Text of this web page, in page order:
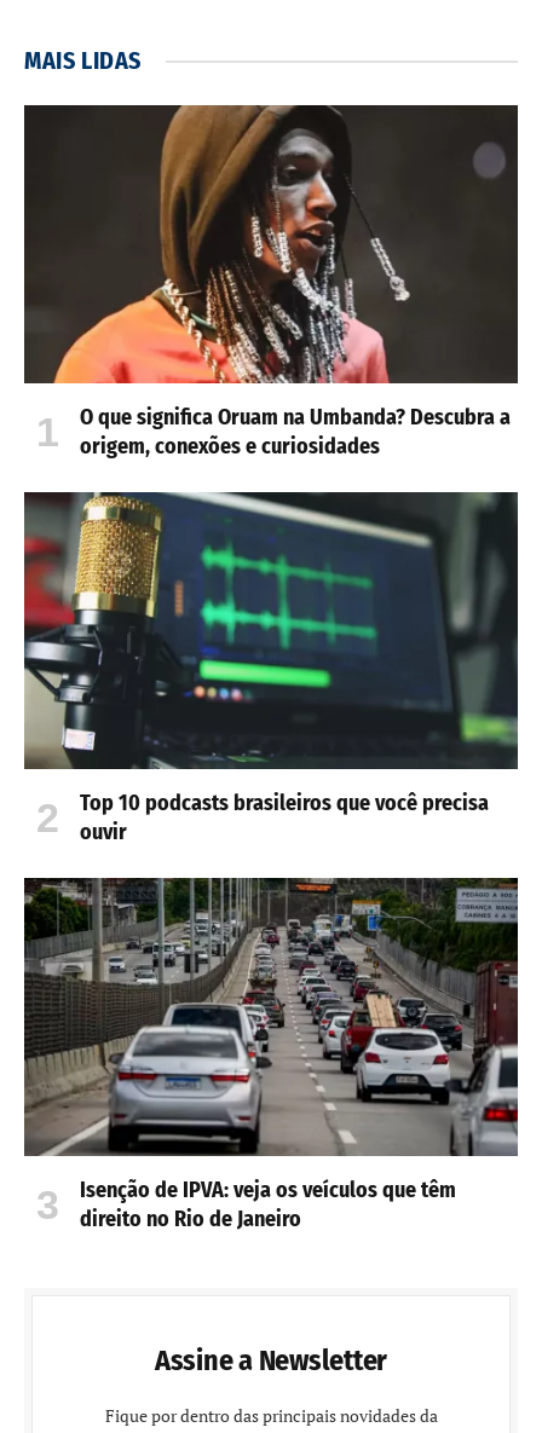
MAIS LIDAS
O que significa Oruam na Umbanda? Descubra a
origem, conexões e curiosidades
Top 10 podcasts brasileiros que você precisa
ouvir
Isenção de IPVA: veja os veículos que têm
direito no Rio de Janeiro
Assine a Newsletter
Fique por dentro das principais novidades da